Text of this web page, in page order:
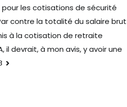
les cotisations de sécurité
contre la totalité du salaire brut
à la cotisation de retraite
il devrait, à mon avis, y avoir une